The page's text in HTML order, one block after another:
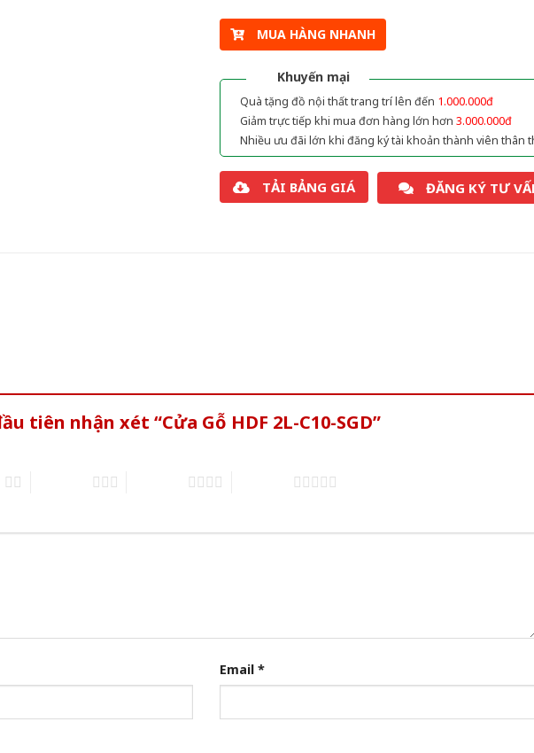
MUA HÀNG NHANH
Khuyến mại
Quà tặng đồ nội thất trang trí lên đến 1.000.000đ
Giảm trực tiếp khi mua đơn hàng lớn hơn 3.000.000đ
Nhiều ưu đãi lớn khi đăng ký tài khoản thành viên thân
TẢI BẢNG GIÁ ĐĂNG KÝ TƯ
tiên nhận xét “Cửa Gỗ HDF 2L-C10-SGD”
Email *